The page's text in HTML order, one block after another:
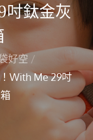
吋鈦金灰
好空
With Me 29吋